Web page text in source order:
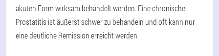
akuten Form wirksam behandelt werden. Eine chronische
Prostatitis ist äußerst schwer zu behandeln und oft kann nur
eine deutliche Remission erreicht werden.